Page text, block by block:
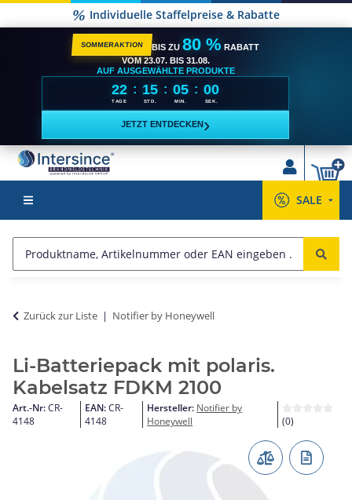
Individuelle Staffelpreise & Rabatte
SOMMERAKTION BIS ZU 80 % RABATT
VOM 23.07. BIS 31.08.
AUF AUSGEWÄHLTE PRODUKTE
22
TAGE
: 15
STD.
: 04
MIN.
: 59
SEK.
JETZT ENTDECKEN ›
SALE
Zurück zur Liste Notifier by Honeywell
Li-Batteriepack mit polaris.
Kabelsatz FDKM 2100
Art.-Nr: CR-
4148
EAN: CR-
4148
Hersteller: Notifier by
Honeywell
(0)